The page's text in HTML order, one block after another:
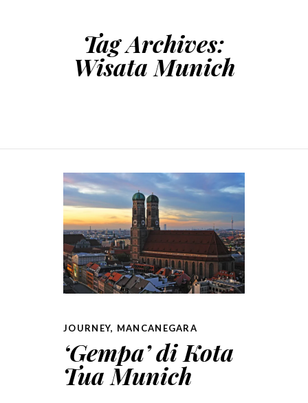
Tag Archives:
Wisata Munich
JOURNEY, MANCANEGARA
‘Gempa’ di Kota
Tua Munich